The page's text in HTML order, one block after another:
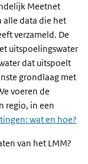
Meetnet
alle data die het
verzameld. De
uitspoelingswater
dat uitspoelt
grondlaag met
voeren de
regio, in een
wat en hoe?
van het LMM?